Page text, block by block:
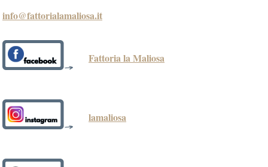
info@fattorialamaliosa.it
Fattoria la Maliosa
lamaliosa